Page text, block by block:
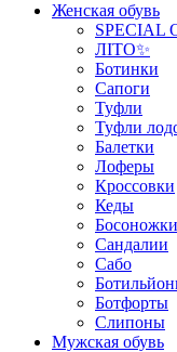
Женская обувь
SPECIAL
ЛІТО✨
Ботинки
Сапоги
Туфли
Туфли
Балетки
Лоферы
Кроссовки
Кеды
Босоножки
Сандалии
Сабо
Ботфорты
Слипоны
Мужская обувь